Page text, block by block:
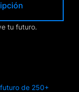
tu futuro.
de 250+